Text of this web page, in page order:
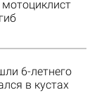
6-летнего
в кустах